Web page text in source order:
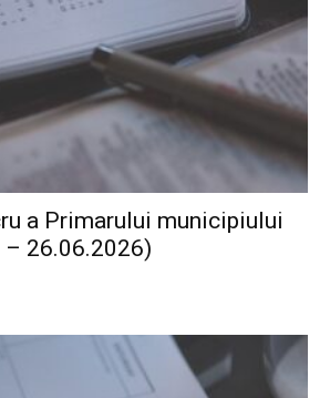
a Primarului municipiului
– 26.06.2026)